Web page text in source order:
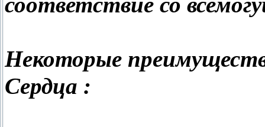
Некоторые
Сердца :